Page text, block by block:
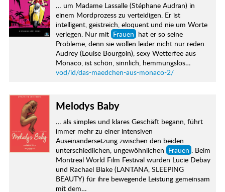
… um Madame Lassalle (Stéphane Audran) in
einem Mordprozess zu verteidigen. Er ist
intelligent, geistreich, eloquent und nie um Worte
verlegen. Nur mit Frauen hat er so seine
Probleme, denn sie wollen leider nicht nur reden.
Audrey (Louise Bourgoin), sexy Wetterfee aus
Monaco, ist schön, sinnlich, hemmungslos…
vod/id/das-maedchen-aus-monaco-2/
Melodys Baby
… als simples und klares Geschäft begann, führt
immer mehr zu einer intensiven
Auseinandersetzung zwischen den beiden
unterschiedlichen, ungewöhnlichen Frauen . Beim
Montreal World Film Festival wurden Lucie Debay
und Rachael Blake (LANTANA, SLEEPING
BEAUTY) für ihre bewegende Leistung gemeinsam
mit dem…